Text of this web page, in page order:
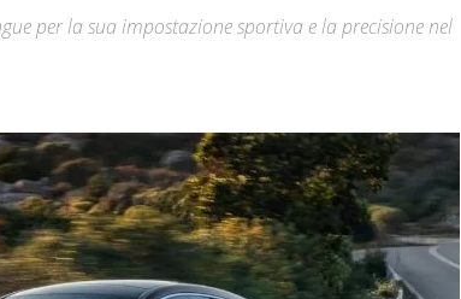
per la sua impostazione sportiva e la precisione nel